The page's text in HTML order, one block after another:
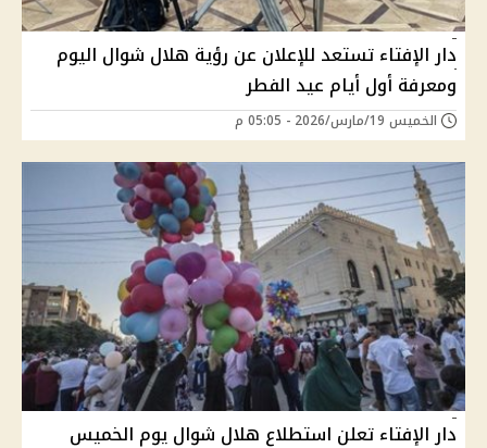
دار الإفتاء تستعد للإعلان عن رؤية هلال شوال اليوم
ومعرفة أول أيام عيد الفطر
الخميس 19/مارس/2026 - 05:05 م
دار الإفتاء تعلن استطلاع هلال شوال يوم الخميس